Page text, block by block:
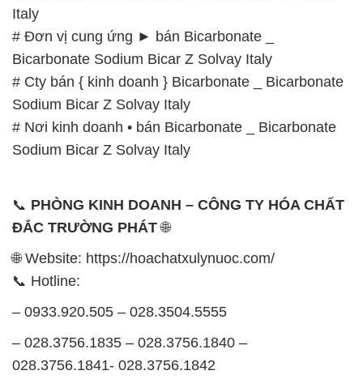
Italy
# Đơn vị cung ứng ► bán Bicarbonate _
Bicarbonate Sodium Bicar Z Solvay Italy
# Cty bán { kinh doanh } Bicarbonate _ Bicarbonate
Sodium Bicar Z Solvay Italy
# Nơi kinh doanh • bán Bicarbonate _ Bicarbonate
Sodium Bicar Z Solvay Italy
📞 PHÒNG KINH DOANH – CÔNG TY HÓA CHẤT
ĐẮC TRƯỜNG PHÁT🌐
🌐 Website: https://hoachatxulynuoc.com/
📞 Hotline:
– 0933.920.505 – 028.3504.5555
– 028.3756.1835 – 028.3756.1840 –
028.3756.1841- 028.3756.1842